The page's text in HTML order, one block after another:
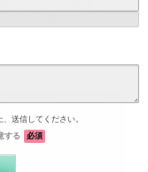
作・販売会社とし
、送信してください。
する
必須